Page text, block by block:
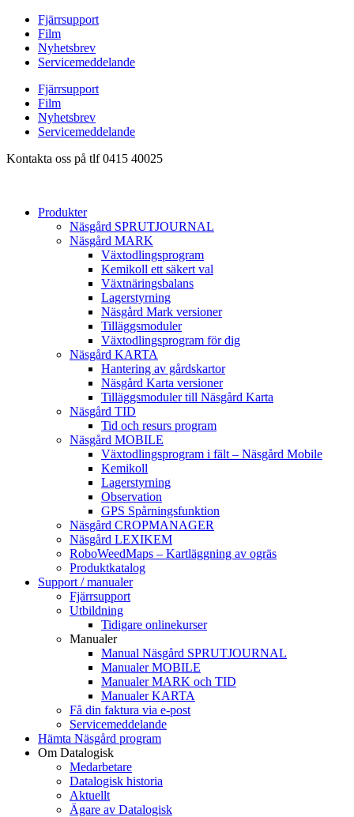
Hoppa
innehåll
Fjärrsupport
Film
Nyhetsbrev
Servicemeddelande
Fjärrsupport
Film
Nyhetsbrev
Servicemeddelande
Kontakta oss på tlf 0415 40025
Produkter
Näsgård SPRUTJOURNAL
Näsgård MARK
Växtodlingsprogram
Kemikoll ett säkert val
Växtnäringsbalans
Lagerstyrning
Näsgård Mark versioner
Tilläggsmoduler
Växtodlingsprogram för dig
Näsgård KARTA
Hantering av gårdskartor
Näsgård Karta versioner
Tilläggsmoduler till Näsgård Karta
Näsgård TID
Tid och resurs program
Näsgård MOBILE
Växtodlingsprogram i fält – Näsgård Mobile
Kemikoll
Lagerstyrning
Observation
GPS Spårningsfunktion
Näsgård CROPMANAGER
Näsgård LEXIKEM
RoboWeedMaps – Kartläggning av ogräs
Produktkatalog
Support / manualer
Fjärrsupport
Utbildning
Tidigare onlinekurser
Manualer
Manual Näsgård SPRUTJOURNAL
Manualer MOBILE
Manualer MARK och TID
Manualer KARTA
Få din faktura via e-post
Servicemeddelande
Hämta Näsgård program
Om Datalogisk
Medarbetare
Datalogisk historia
Aktuellt
Ägare av Datalogisk